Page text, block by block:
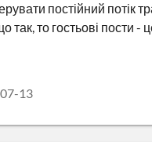
постійний потік
так, то гостьові пости -
13